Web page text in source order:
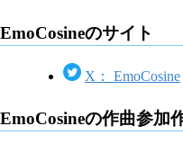
EmoCosineのサイト
X： EmoCosine
EmoCosineの作曲参加